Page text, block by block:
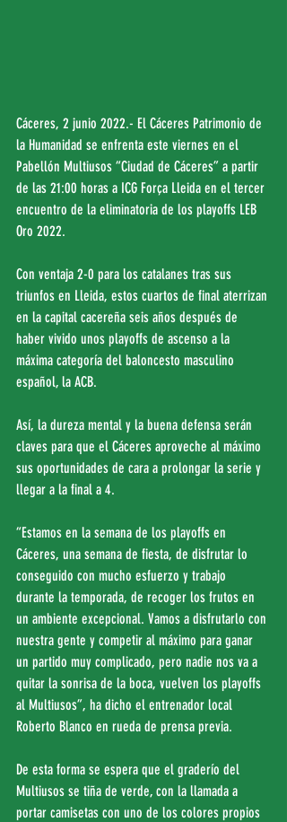
Cáceres, 2 junio 2022.- El Cáceres Patrimonio de
la Humanidad se enfrenta este viernes en el
Pabellón Multiusos “Ciudad de Cáceres” a partir
de las 21:00 horas a ICG Força Lleida en el tercer
encuentro de la eliminatoria de los playoffs LEB
Oro 2022.
Con ventaja 2-0 para los catalanes tras sus
triunfos en Lleida, estos cuartos de final aterrizan
en la capital cacereña seis años después de
haber vivido unos playoffs de ascenso a la
máxima categoría del baloncesto masculino
español, la ACB.
Así, la dureza mental y la buena defensa serán
claves para que el Cáceres aproveche al máximo
sus oportunidades de cara a prolongar la serie y
llegar a la final a 4.
“Estamos en la semana de los playoffs en
Cáceres, una semana de fiesta, de disfrutar lo
conseguido con mucho esfuerzo y trabajo
durante la temporada, de recoger los frutos en
un ambiente excepcional. Vamos a disfrutarlo con
nuestra gente y competir al máximo para ganar
un partido muy complicado, pero nadie nos va a
quitar la sonrisa de la boca, vuelven los playoffs
al Multiusos”, ha dicho el entrenador local
Roberto Blanco en rueda de prensa previa.
De esta forma se espera que el graderío del
Multiusos se tiña de verde, con la llamada a
portar camisetas con uno de los colores propios